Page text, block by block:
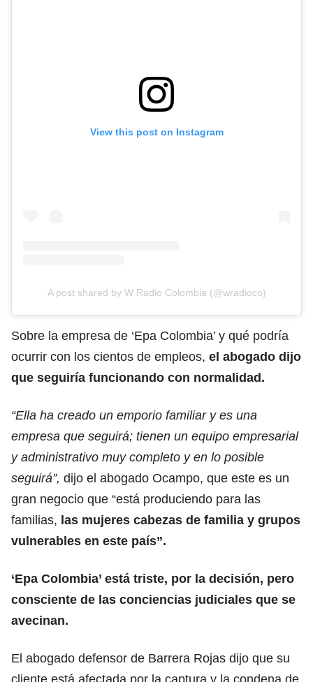
View this post on Instagram
A post shared by W Radio Colombia (@wradioco)
Sobre la empresa de ‘Epa Colombia’ y qué podría
ocurrir con los cientos de empleos, el abogado dijo
que seguiría funcionando con normalidad.
“Ella ha creado un emporio familiar y es una
empresa que seguirá; tienen un equipo empresarial
y administrativo muy completo y en lo posible
seguirá”, dijo el abogado Ocampo, que este es un
gran negocio que “está produciendo para las
familias, las mujeres cabezas de familia y grupos
vulnerables en este país”.
‘Epa Colombia’ está triste, por la decisión, pero
consciente de las conciencias judiciales que se
avecinan.
El abogado defensor de Barrera Rojas dijo que su
cliente está afectada por la captura y la condena de